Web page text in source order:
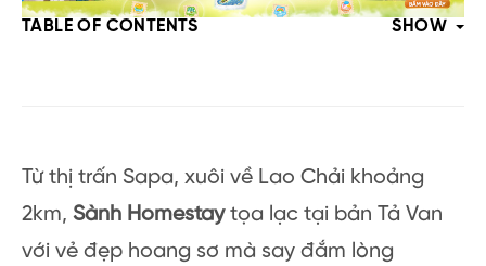
TABLE OF CONTENTS SHOW
Từ thị trấn Sapa, xuôi về Lao Chải khoảng
2km, Sành Homestaytọa lạc tại bản Tả Van
với vẻ đẹp hoang sơ mà say đắm lòng